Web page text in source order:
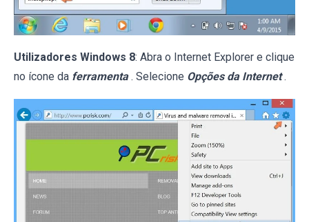
Utilizadores Windows 8: Abra o Internet Explorer e clique
no ícone da ferramenta . Selecione Opções da Internet .